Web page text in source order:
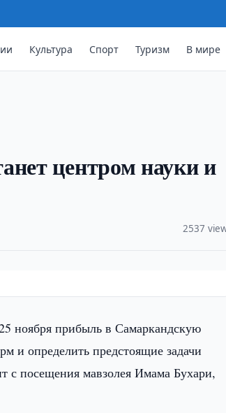
Культура Спорт Туризм В мире
центром науки и
2537
ноября прибыль в Самаркандскую
и определить предстоящие задачи
с посещения мавзолея Имама Бухари,